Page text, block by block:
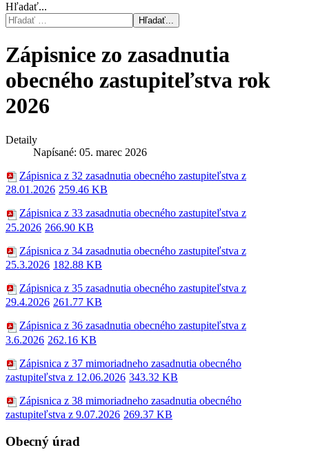
Hľadať...
Hľadať...
Zápisnice zo zasadnutia
obecného zastupiteľstva rok
2026
Detaily
Napísané: 05. marec 2026
Zápisnica z 32 zasadnutia obecného zastupiteľstva z
28.01.2026 259.46 KB
Zápisnica z 33 zasadnutia obecného zastupiteľstva z
25.2026 266.90 KB
Zápisnica z 34 zasadnutia obecného zastupiteľstva z
25.3.2026 182.88 KB
Zápisnica z 35 zasadnutia obecného zastupiteľstva z
29.4.2026 261.77 KB
Zápisnica z 36 zasadnutia obecného zastupiteľstva z
3.6.2026 262.16 KB
Zápisnica z 37 mimoriadneho zasadnutia obecného
zastupiteľstva z 12.06.2026 343.32 KB
Zápisnica z 38 mimoriadneho zasadnutia obecného
zastupiteľstva z 9.07.2026 269.37 KB
Obecný úrad